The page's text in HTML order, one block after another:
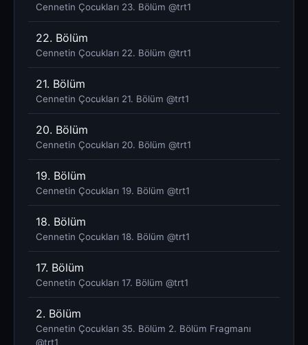
Cennetin Çocukları 23. Bölüm @trt1
22. Bölüm
Cennetin Çocukları 22. Bölüm @trt1
21. Bölüm
Cennetin Çocukları 21. Bölüm @trt1
20. Bölüm
Cennetin Çocukları 20. Bölüm @trt1
19. Bölüm
Cennetin Çocukları 19. Bölüm @trt1
18. Bölüm
Cennetin Çocukları 18. Bölüm @trt1
17. Bölüm
Cennetin Çocukları 17. Bölüm @trt1
2. Bölüm
Cennetin Çocukları 35. Bölüm 2. Bölüm Fragmanı
@trt1